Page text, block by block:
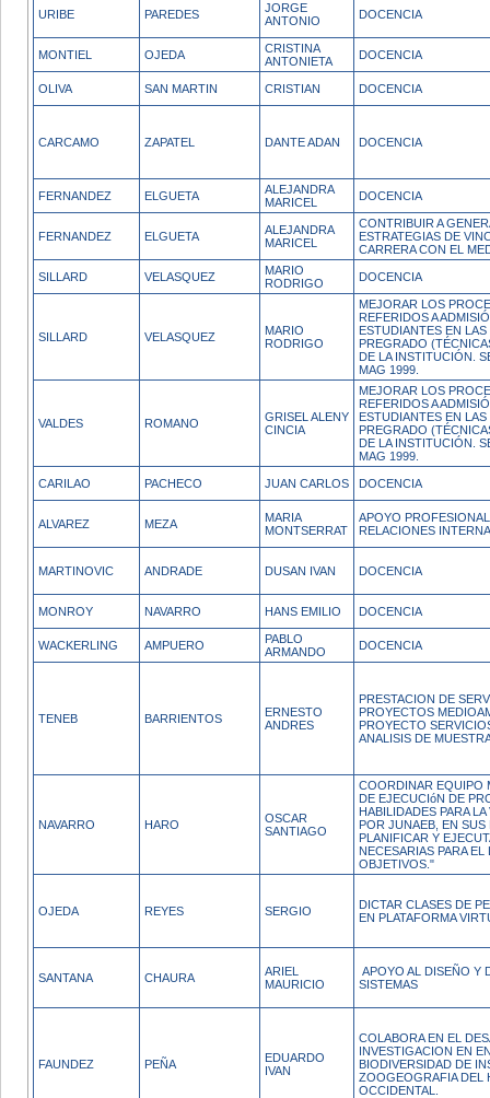
URIBE PAREDES
JORGE
ANTONIO
DOCENCIA
MONTIEL OJEDA
CRISTINA
ANTONIETA
DOCENCIA
OLIVA SAN MARTIN CRISTIAN DOCENCIA
CARCAMO ZAPATEL DANTE ADAN DOCENCIA
FERNANDEZ ELGUETA
ALEJANDRA
MARICEL
DOCENCIA
FERNANDEZ ELGUETA
ALEJANDRA
MARICEL
CONTRIBUIR A
ESTRATEGIAS DE
CARRERA CON EL
SILLARD VELASQUEZ
MARIO
RODRIGO
DOCENCIA
SILLARD VELASQUEZ
MARIO
RODRIGO
MEJORAR LOS
REFERIDOS A
ESTUDIANTES EN
PREGRADO
DE LA INSTITUCIÓN.
MAG 1999.
VALDES ROMANO
GRISEL ALENY
CINCIA
MEJORAR LOS
REFERIDOS A
ESTUDIANTES EN
PREGRADO
DE LA INSTITUCIÓN.
MAG 1999.
CARILAO PACHECO JUAN CARLOS DOCENCIA
ALVAREZ MEZA
MARIA
MONTSERRAT
APOYO
RELACIONES
MARTINOVIC ANDRADE DUSAN IVAN DOCENCIA
MONROY NAVARRO HANS EMILIO DOCENCIA
WACKERLING AMPUERO
PABLO
ARMANDO
DOCENCIA
TENEB BARRIENTOS
ERNESTO
ANDRES
PRESTACION DE
PROYECTOS
PROYECTO
ANALISIS DE
NAVARRO HARO
OSCAR
SANTIAGO
COORDINAR EQUIPO
DE EJECUCIóN DE
HABILIDADES PARA
POR JUNAEB, EN
PLANIFICAR Y
NECESARIAS PARA
OBJETIVOS."
OJEDA REYES SERGIO
DICTAR CLASES DE
EN PLATAFORMA
SANTANA CHAURA
ARIEL
MAURICIO
APOYO AL DISEÑO Y
SISTEMAS
FAUNDEZ PEÑA
EDUARDO
IVAN
COLABORA EN EL
INVESTIGACION EN
BIODIVERSIDAD DE
ZOOGEOGRAFIA DEL
OCCIDENTAL.